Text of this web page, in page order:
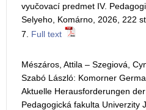
vyučovací predmet IV.
Selyeho, Komárno, 2026, 222
7. Full text
Mészáros, Attila – Szegiová,
Szabó László: Komorner
Aktuelle Herausforderungen
Pedagogická fakulta Univerzity